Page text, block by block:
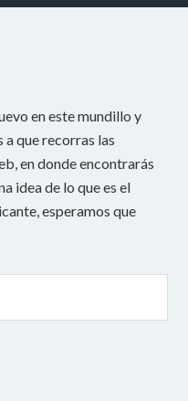
en este mundillo y
que recorras las
en donde encontrarás
idea de lo que es el
esperamos que